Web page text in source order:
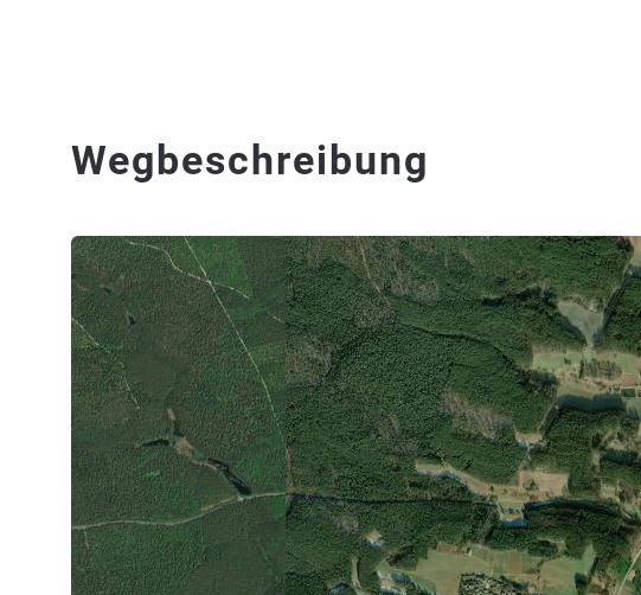
Wegbeschreibung